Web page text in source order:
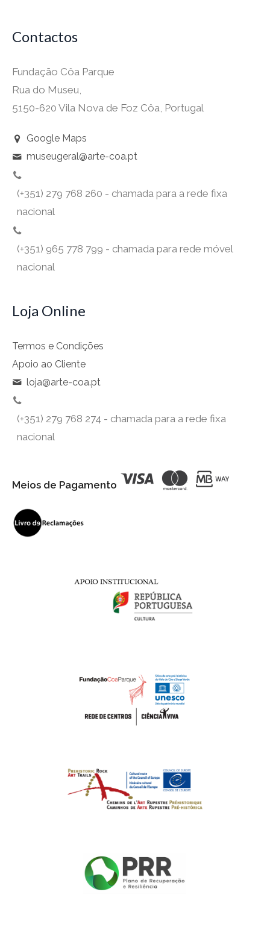
Contactos
Fundação Côa Parque
Rua do Museu,
5150-620 Vila Nova de Foz Côa, Portugal
Google Maps
museugeral@arte-coa.pt
(+351) 279 768 260 - chamada para a rede fixa
nacional
(+351) 965 778 799 - chamada para rede móvel
nacional
Loja Online
Termos e Condições
Apoio ao Cliente
loja@arte-coa.pt
(+351) 279 768 274 - chamada para a rede fixa
nacional
Meios de Pagamento